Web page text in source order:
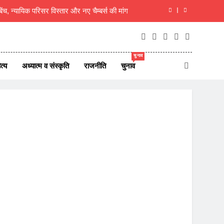
को लेकर तमिलनाडु में सियासी हलचल तेज
10 दिन बाद गौमुख जल से करेंगे अभिषेक
, 8 अगस्त 2026 देश दुनिया के 45 ताजा समाचार
अध्यात्म व संस्कृति राजनीति चुनाव
चुनाव